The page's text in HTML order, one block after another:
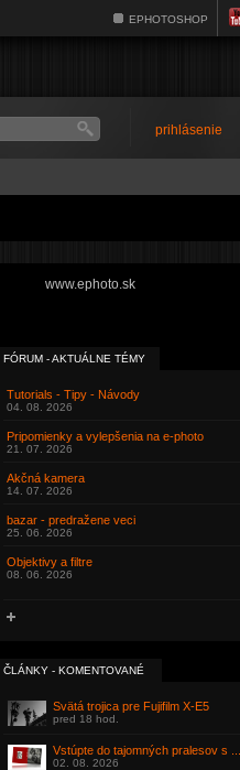
EPHOTOSHOP
prihlásenie
www.ephoto.sk
FÓRUM - AKTUÁLNE TÉMY
Tutorials - Tipy - Návody
04. 08. 2026
Pripomienky a vylepšenia na e-photo
21. 07. 2026
Akčná kamera
14. 07. 2026
bazar - predražene veci
25. 06. 2026
Objektivy a filtre
08. 06. 2026
ČLÁNKY - KOMENTOVANÉ
Svätá trojica pre Fujifilm X-E5
pred 18 hod.
Vstúpte do tajomných pralesov s ...
02. 08. 2026